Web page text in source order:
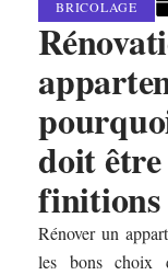
BRICOLAGE
doit être
finitions
Rénover un
les bons choix